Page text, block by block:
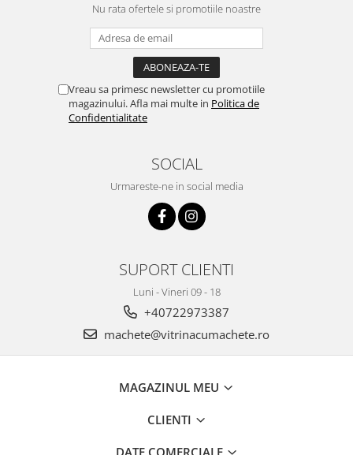
Nu rata ofertele si promotiile noastre
Vreau sa primesc newsletter cu promotiile
magazinului. Afla mai multe in Politica de
Confidentialitate
SOCIAL
Urmareste-ne in social media
SUPORT CLIENTI
Luni - Vineri 09 - 18
+40722973387
machete@vitrinacumachete.ro
MAGAZINUL MEU
CLIENTI
DATE COMERCIALE